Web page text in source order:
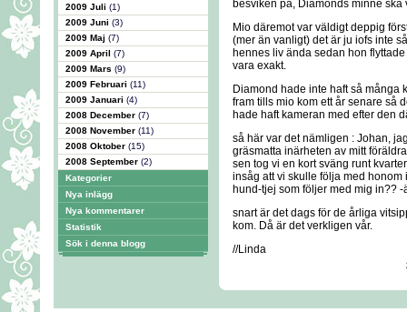
2009 Juli (1)
2009 Juni (3)
2009 Maj (7)
2009 April (7)
2009 Mars (9)
2009 Februari (11)
2009 Januari (4)
2008 December (7)
2008 November (11)
2008 Oktober (15)
2008 September (2)
Kategorier
Nya inlägg
Nya kommentarer
Statistik
Sök i denna blogg
besviken på, Diamonds minne ska
Mio däremot var väldigt deppig
(mer än vanligt) det är ju iofs inte
hennes liv ända sedan hon
vara exakt.
Diamond hade inte haft så många
fram tills mio kom ett år senare så
hade haft kameran med efter den
så här var det nämligen : Johan,
gräsmatta inärheten av mitt
sen tog vi en kort sväng runt
insåg att vi skulle följa med
hund-tjej som följer med mig in?? -
snart är det dags för de årliga
kom. Då är det verkligen vår.
//Linda